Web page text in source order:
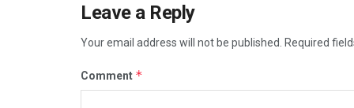
Leave a Reply
Your email address will not be published. Required
Comment *